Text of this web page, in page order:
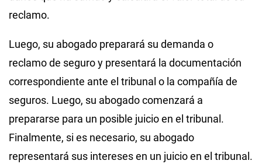
reclamo.
Luego, su abogado preparará su demanda o
reclamo de seguro y presentará la documentación
correspondiente ante el tribunal o la compañía de
seguros. Luego, su abogado comenzará a
prepararse para un posible juicio en el tribunal.
Finalmente, si es necesario, su abogado
representará sus intereses en un juicio en el tribunal.